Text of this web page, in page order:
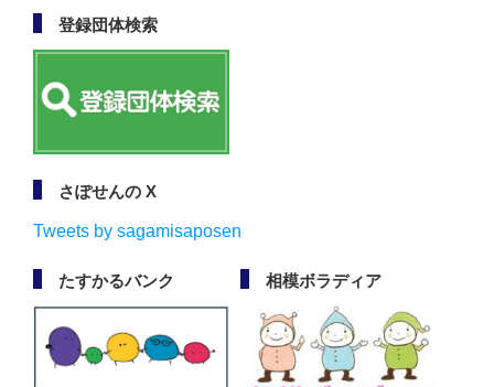
登録団体検索
さぽせんの X
Tweets by sagamisaposen
たすかるバンク 相模ボラディア